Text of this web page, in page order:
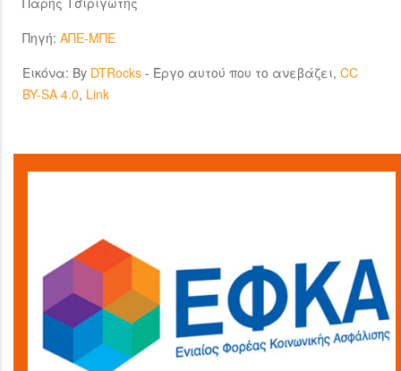
Πηγή: ΑΠΕ-ΜΠΕ
Εικόνα: By DTRocks - Έργο αυτού που το ανεβάζει, CC
BY-SA 4.0, Link